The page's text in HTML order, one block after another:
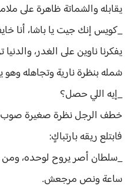
يقابله والشماتة ظاهرة على
_كويس إنك جيت يا باشا، أنا
يفكرنا ناوين على الغدر، والدنيا
شمله بنظرة نارية وتجاهله
_إيه اللي حصل؟
خطف الرجل نظرة صغيرة صوب
فابتلع ريقه بارتباكٍ:
_سلطان أصر يروح لوحده، ومن
ساعة ونص مرجعش.